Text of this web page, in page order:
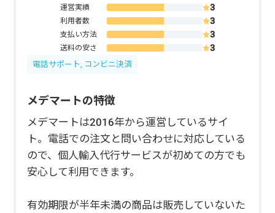
運営実績
利用者数
支払い方法
送料の安さ
電話サポート, コンビニ決済
メデマートの特徴
メデマートは2016年から運営しているサイ
ト。電話での注文と問い合わせに対応している
ので、個人輸入代行サービスが初めての方でも
安心して利用できます。
有効期限が半年未満の商品は販売していないた